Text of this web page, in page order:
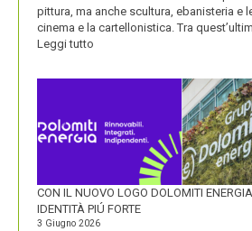
pittura, ma anche scultura, ebanisteria e
cinema e la cartellonistica. Tra
Leggi tutto
SASSO
CON IL NUOVO LOGO DOLOMITI
IDENTITÀ PIÚ FORTE
3 Giugno 2026